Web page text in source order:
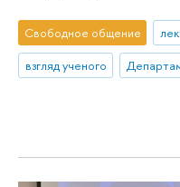
Свободное общение
взгляд ученого